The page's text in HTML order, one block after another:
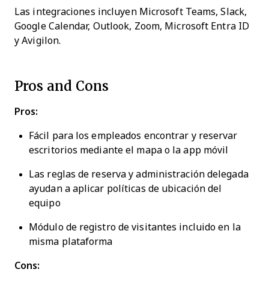
Las integraciones incluyen Microsoft Teams, Slack,
Google Calendar, Outlook, Zoom, Microsoft Entra ID
y Avigilon.
Pros and Cons
Pros:
Fácil para los empleados encontrar y reservar
escritorios mediante el mapa o la app móvil
Las reglas de reserva y administración delegada
ayudan a aplicar políticas de ubicación del
equipo
Módulo de registro de visitantes incluido en la
misma plataforma
Cons: